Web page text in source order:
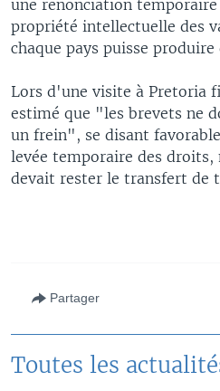
une renonciation
propriété intellectuelle des
chaque pays puisse produire
Lors d'une visite à Pretoria
estimé que "les brevets ne
un frein", se disant
levée temporaire des
devait rester le transfert de
Partager
Toutes les